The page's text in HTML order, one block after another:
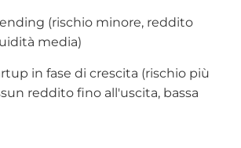
(rischio minore, reddito
media)
in fase di crescita (rischio più
reddito fino all'uscita, bassa